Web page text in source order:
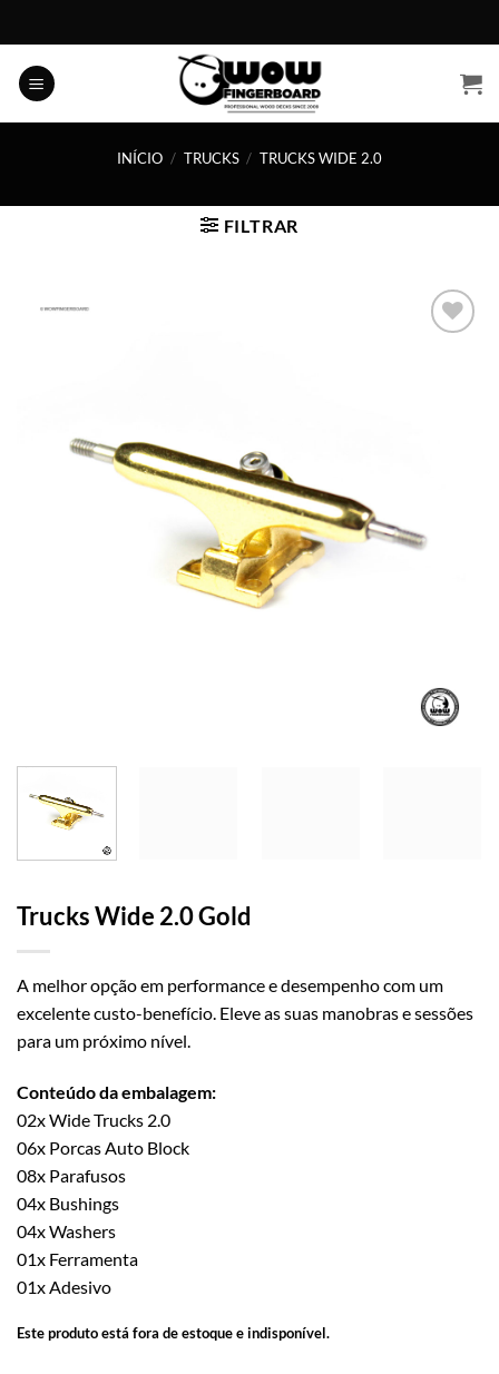
to
content
INÍCIO / TRUCKS / TRUCKS WIDE 2.0
FILTRAR
Trucks Wide 2.0 Gold
A melhor opção em performance e desempenho com um
excelente custo-benefício. Eleve as suas manobras e sessões
para um próximo nível.
Conteúdo da embalagem:
02x Wide Trucks 2.0
06x Porcas Auto Block
08x Parafusos
04x Bushings
04x Washers
01x Ferramenta
01x Adesivo
Este produto está fora de estoque e indisponível.